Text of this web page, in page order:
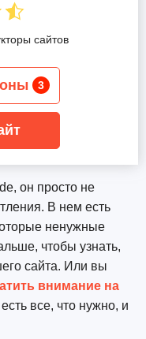
он просто не
В нем есть
ненужные
чтобы узнать,
сайта. Или вы
внимание на
все, что нужно, и
сайтов
3